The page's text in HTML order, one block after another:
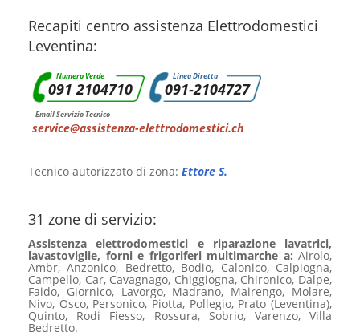
Recapiti centro assistenza Elettrodomestici
Leventina:
Numero Verde
091 2104710
Linea Diretta
091-2104727
Email Servizio Tecnico
service@assistenza-elettrodomestici.ch
Tecnico autorizzato di zona: Ettore S.
31 zone di servizio:
Assistenza elettrodomestici e riparazione lavatrici,
lavastoviglie, forni e frigoriferi multimarche a: Airolo,
Ambr, Anzonico, Bedretto, Bodio, Calonico, Calpiogna,
Campello, Car, Cavagnago, Chiggiogna, Chironico, Dalpe,
Faido, Giornico, Lavorgo, Madrano, Mairengo, Molare,
Nivo, Osco, Personico, Piotta, Pollegio, Prato (Leventina),
Quinto, Rodi Fiesso, Rossura, Sobrio, Varenzo, Villa
Bedretto.